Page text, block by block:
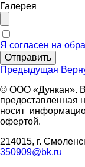
Галерея
Я согласен на
Отправить
Предыдущая
© ООО «Дункан».
предоставленная
носит
офертой.
214015, г.
350909@bk.ru